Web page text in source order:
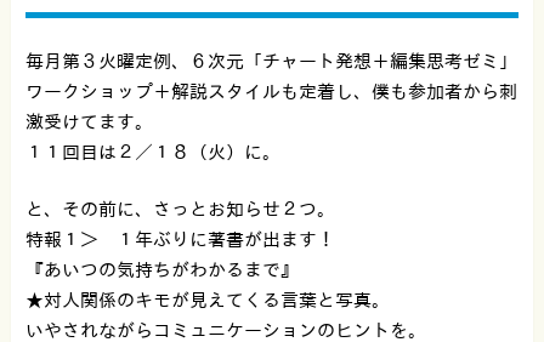
毎月第３火曜定例、６次元「チャート発想＋編集思考ゼミ」
ワークショップ＋解説スタイルも定着し、僕も参加者から刺
激受けてます。
１１回目は２／１８（火）に。
と、その前に、さっとお知らせ２つ。
特報１＞ １年ぶりに著書が出ます！
『あいつの気持ちがわかるまで』
★対人関係のキモが見えてくる言葉と写真。
いやされながらコミュニケーションのヒントを。